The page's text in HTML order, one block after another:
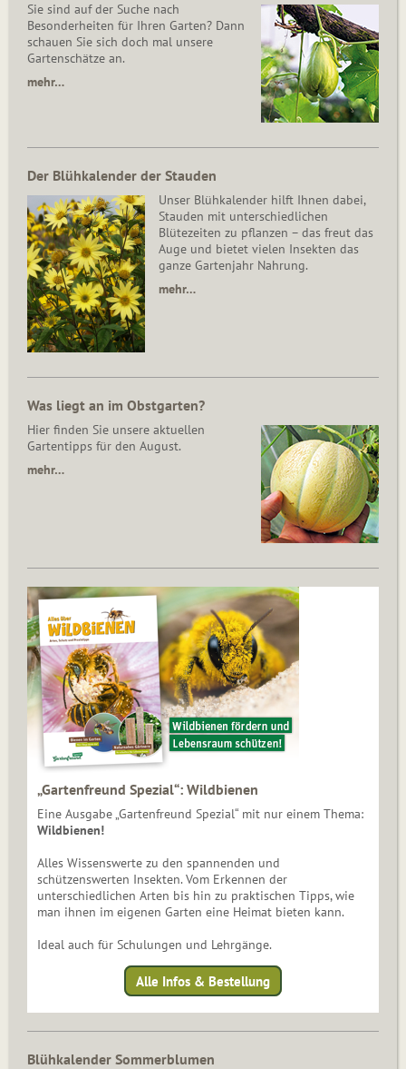
Sie sind auf der Suche nach
Besonderheiten für Ihren Garten? Dann
schauen Sie sich doch mal unsere
Gartenschätze an.
mehr…
Der Blühkalender der Stauden
Unser Blühkalender hilft Ihnen dabei,
Stauden mit unterschiedlichen
Blütezeiten zu pflanzen – das freut das
Auge und bietet vielen Insekten das
ganze Gartenjahr Nahrung.
mehr…
Was liegt an im Obstgarten?
Hier finden Sie unsere aktuellen
Gartentipps für den August.
mehr…
„Gartenfreund Spezial“: Wildbienen
Eine Ausgabe „Gartenfreund Spezial“ mit nur einem Thema:
Wildbienen!
Alles Wissenswerte zu den spannenden und
schützenswerten Insekten. Vom Erkennen der
unterschiedlichen Arten bis hin zu praktischen Tipps, wie
man ihnen im eigenen Garten eine Heimat bieten kann.
Ideal auch für Schulungen und Lehrgänge.
Alle Infos & Bestellung
Blühkalender Sommerblumen